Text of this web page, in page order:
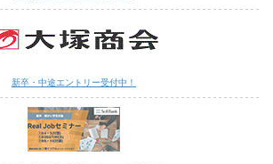
新卒・中途エントリー受付中！